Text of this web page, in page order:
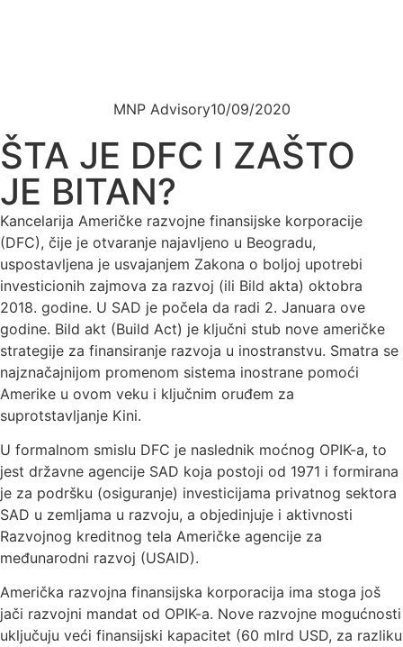
MNP Advisory10/09/2020
ŠTA JE DFC I ZAŠTO
JE BITAN?
Kancelarija Američke razvojne finansijske korporacije
(DFC), čije je otvaranje najavljeno u Beogradu,
uspostavljena je usvajanjem Zakona o boljoj upotrebi
investicionih zajmova za razvoj (ili Bild akta) oktobra
2018. godine. U SAD je počela da radi 2. Januara ove
godine. Bild akt (Build Act) je ključni stub nove američke
strategije za finansiranje razvoja u inostranstvu. Smatra se
najznačajnijom promenom sistema inostrane pomoći
Amerike u ovom veku i ključnim oruđem za
suprotstavljanje Kini.
U formalnom smislu DFC je naslednik moćnog OPIK-a, to
jest državne agencije SAD koja postoji od 1971 i formirana
je za podršku (osiguranje) investicijama privatnog sektora
SAD u zemljama u razvoju, a objedinjuje i aktivnosti
Razvojnog kreditnog tela Američke agencije za
međunarodni razvoj (USAID).
Američka razvojna finansijska korporacija ima stoga još
jači razvojni mandat od OPIK-a. Nove razvojne mogućnosti
uključuju veći finansijski kapacitet (60 mlrd USD, za razliku